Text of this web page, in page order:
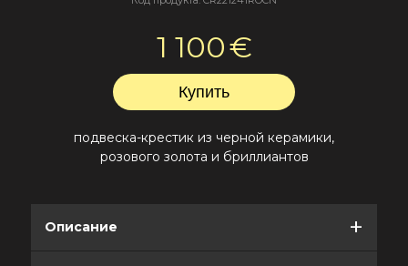
1 100€
подвеска-крестик из черной керамики,
розового золота и бриллиантов
Описание